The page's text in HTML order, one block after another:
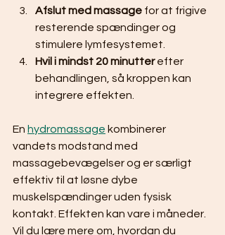
Afslut med massage for at frigive
resterende spændinger og
stimulere lymfesystemet.
Hvil i mindst 20 minutter efter
behandlingen, så kroppen kan
integrere effekten.
En hydromassage kombinerer
vandets modstand med
massagebevægelser og er særligt
effektiv til at løsne dybe
muskelspændinger uden fysisk
kontakt. Effekten kan vare i måneder.
Vil du lære mere om, hvordan du